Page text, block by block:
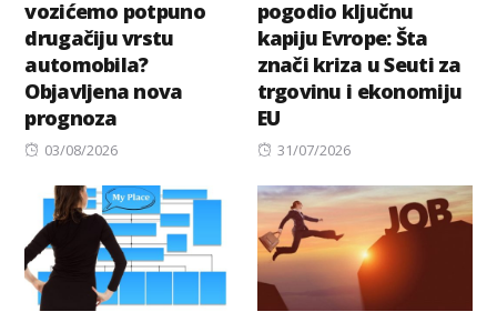
vozićemo potpuno
drugačiju vrstu
automobila?
Objavljena nova
prognoza
Posted
03/08/2026
pogodio ključnu
kapiju Evrope: Šta
znači kriza u Seuti za
trgovinu i ekonomiju
EU
Posted
31/07/2026